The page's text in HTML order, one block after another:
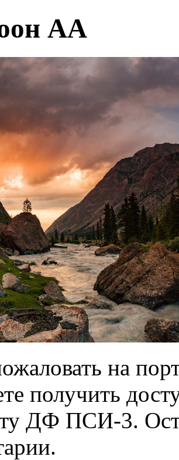
АА
на
получить
ДФ ПСИ-3.